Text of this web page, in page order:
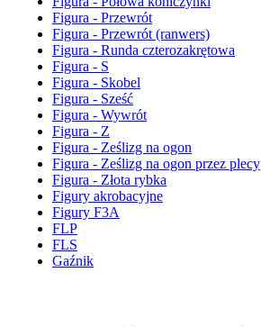
Figura - Przewrót
Figura - Przewrót (ranwers)
Figura - Runda czterozakrętowa
Figura - S
Figura - Skobel
Figura - Sześć
Figura - Wywrót
Figura - Z
Figura - Ześlizg na ogon
Figura - Ześlizg na ogon przez plecy
Figura - Złota rybka
Figury akrobacyjne
Figury F3A
FLP
FLS
Gaźnik